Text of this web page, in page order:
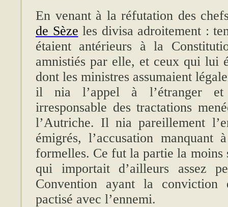
En venant à la réfutation des
de Sèze les divisa adroitement :
étaient antérieurs à la
amnistiés par elle, et ceux qui lui
dont les ministres assumaient
il nia l’appel à l’étranger
irresponsable des tractations
l’Autriche. Il nia pareillement
émigrés, l’accusation
formelles. Ce fut la partie la moins
qui importait d’ailleurs assez
Convention ayant la
pactisé avec l’ennemi.